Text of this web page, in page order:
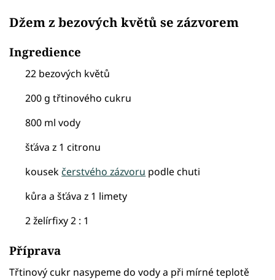
Džem z bezových květů se zázvorem
Ingredience
22 bezových květů
200 g třtinového cukru
800 ml vody
šťáva z 1 citronu
kousek čerstvého zázvoru podle chuti
kůra a šťáva z 1 limety
2 želírfixy 2 : 1
Příprava
Třtinový cukr nasypeme do vody a při mírné teplotě